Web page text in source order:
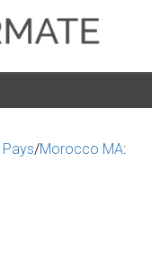
Pays/Morocco MA: